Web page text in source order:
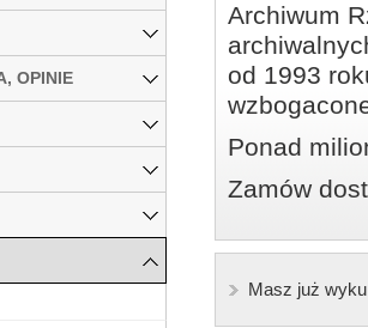
Archiwum
od 1993
Ponad
Zamów
Masz już
OPINIE